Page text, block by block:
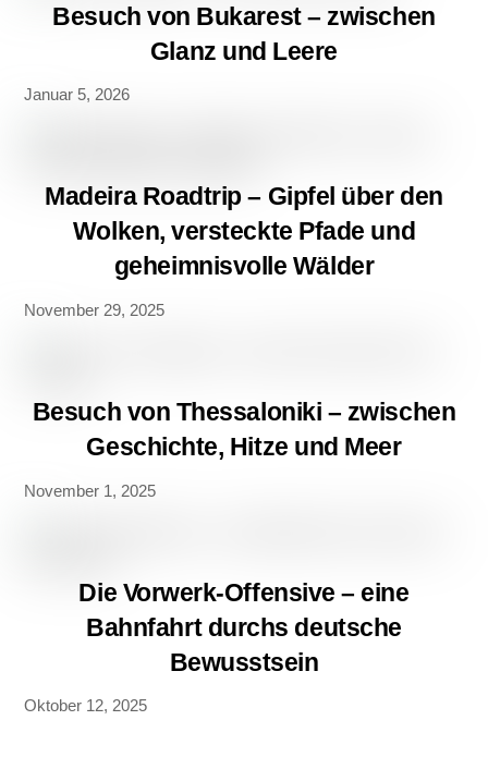
Besuch von Bukarest – zwischen
Glanz und Leere
Januar 5, 2026
Madeira Roadtrip – Gipfel über den
Wolken, versteckte Pfade und
geheimnisvolle Wälder
November 29, 2025
Besuch von Thessaloniki – zwischen
Geschichte, Hitze und Meer
November 1, 2025
Die Vorwerk-Offensive – eine
Bahnfahrt durchs deutsche
Bewusstsein
Oktober 12, 2025